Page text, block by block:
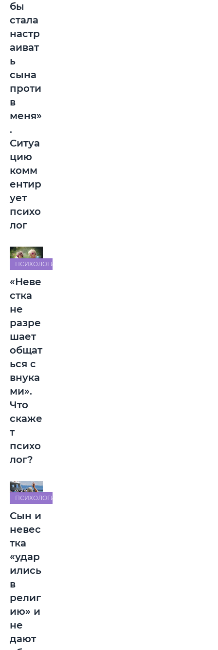
бы
стала
настр
аиват
ь
сына
проти
в
меня»
.
Ситуа
цию
комм
ентир
ует
психо
лог
ПСИХОЛОГИЯ
«Неве
стка
не
разре
шает
общат
ься с
внука
ми».
Что
скаже
т
психо
лог?
ПСИХОЛОГИЯ
Сын и
невес
тка
«удар
ились
в
религ
ию» и
не
дают